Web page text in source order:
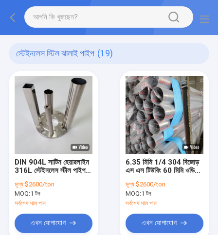
স্টেইনলেস স্টিল ঝালাই পাইপ (19)
DIN 904L সাটিন হেয়ারলাইন
316L স্টেইনলেস স্টীল পাইপ
5mm
মূল্য:$2600/ton
MOQ:1 টন
সর্বশেষ দাম পান
এখন যোগাযোগ
6.35 মিমি 1/4 304 বিজোড়
এস এস টিউবিং 60 মিমি ওডি
আইডি 8 বিজোড় পাইপ
মূল্য:$2600/ton
MOQ:1 টন
সর্বশেষ দাম পান
এখন যোগাযোগ